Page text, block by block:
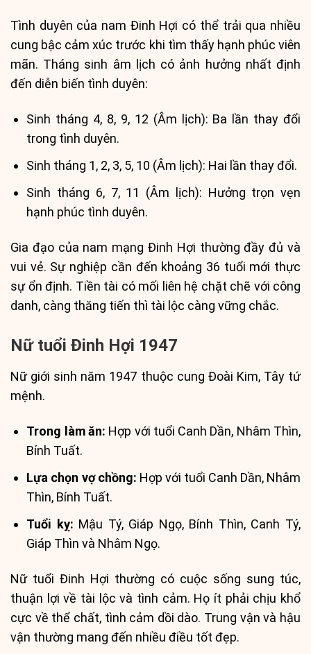
Tình duyên của nam Đinh Hợi có thể trải qua nhiều
cung bậc cảm xúc trước khi tìm thấy hạnh phúc viên
mãn. Tháng sinh âm lịch có ảnh hưởng nhất định
đến diễn biến tình duyên:
Sinh tháng 4, 8, 9, 12 (Âm lịch): Ba lần thay đổi
trong tình duyên.
Sinh tháng 1, 2, 3, 5, 10 (Âm lịch): Hai lần thay đổi.
Sinh tháng 6, 7, 11 (Âm lịch): Hưởng trọn vẹn
hạnh phúc tình duyên.
Gia đạo của nam mạng Đinh Hợi thường đầy đủ và
vui vẻ. Sự nghiệp cần đến khoảng 36 tuổi mới thực
sự ổn định. Tiền tài có mối liên hệ chặt chẽ với công
danh, càng thăng tiến thì tài lộc càng vững chắc.
Nữ tuổi Đinh Hợi 1947
Nữ giới sinh năm 1947 thuộc cung Đoài Kim, Tây tứ
mệnh.
Trong làm ăn: Hợp với tuổi Canh Dần, Nhâm Thìn,
Bính Tuất.
Lựa chọn vợ chồng: Hợp với tuổi Canh Dần, Nhâm
Thìn, Bính Tuất.
Tuổi kỵ: Mậu Tý, Giáp Ngọ, Bính Thìn, Canh Tý,
Giáp Thìn và Nhâm Ngọ.
Nữ tuổi Đinh Hợi thường có cuộc sống sung túc,
thuận lợi về tài lộc và tình cảm. Họ ít phải chịu khổ
cực về thể chất, tình cảm dồi dào. Trung vận và hậu
vận thường mang đến nhiều điều tốt đẹp.